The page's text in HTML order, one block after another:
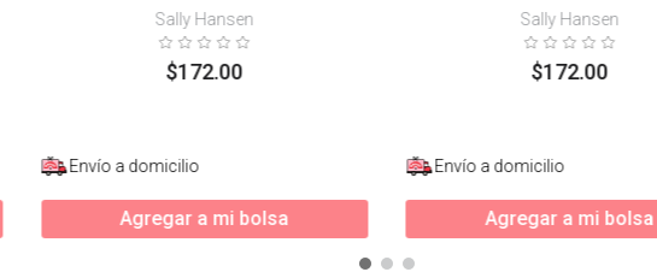
Sally Hansen
$172.00
Envío a domicilio
Agregar a mi bolsa
Sally Hansen
$172.00
Envío a domicilio
Agregar a mi bolsa